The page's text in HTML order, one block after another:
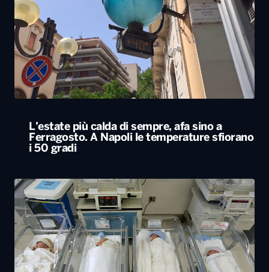
L’estate più calda di sempre, afa sino a
Ferragosto. A Napoli le temperature sfiorano
i 50 gradi